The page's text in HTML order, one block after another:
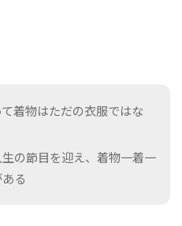
着物はただの衣服ではな
の節目を迎え、着物一着一
る